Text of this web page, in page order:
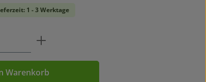
1 - 3 Werktage
Gib den gewünschten Wert
Warenkorb